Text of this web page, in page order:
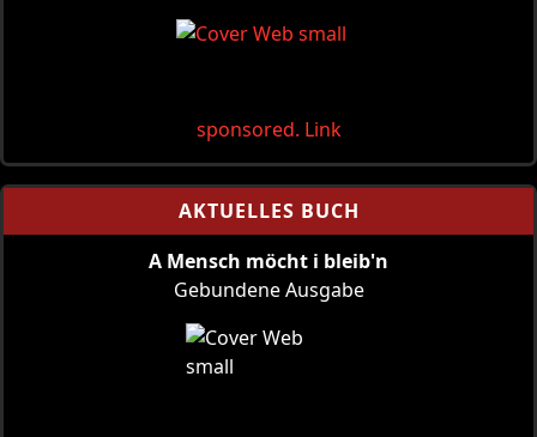
sponsored. Link
AKTUELLES BUCH
A Mensch möcht i bleib'n
Gebundene Ausgabe